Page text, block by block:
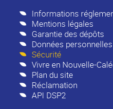
Informations
Mentions légales
Garantie des dépôts
Données personnelles
Sécurité
Vivre en Nouvelle-
Plan du site
Réclamation
API DSP2